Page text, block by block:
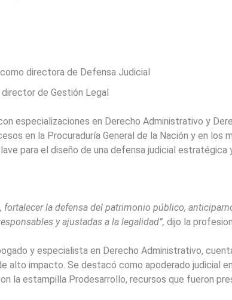
directora de Defensa Judicial
de Gestión Legal
especializaciones en Derecho Administrativo y
en la Procuraduría General de la Nación y en los
para el diseño de una defensa judicial estratégica
fortalecer la defensa del patrimonio público,
y ajustadas a la legalidad”, dijo la
y especialista en Derecho Administrativo,
alto impacto. Se destacó como apoderado judicial
la estampilla Prodesarrollo, recursos que fueron